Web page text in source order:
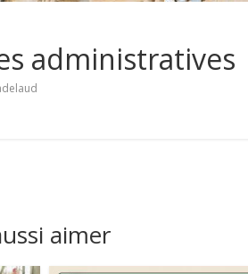
administratives
aimer